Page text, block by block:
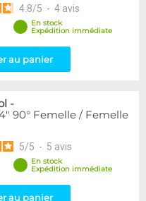
4.8/5 - 4 avis
En stock
Expédition immédiate
au panier
-
90° Femelle / Femelle
5/5 - 5 avis
En stock
Expédition immédiate
au panier